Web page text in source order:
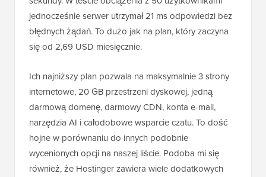
jednocześnie serwer utrzymał 21 ms odpowiedzi bez
błędnych żądań. To dużo jak na plan, który zaczyna
się od 2,69 USD miesięcznie.
Ich najniższy plan pozwala na maksymalnie 3 strony
internetowe, 20 GB przestrzeni dyskowej, jedną
darmową domenę, darmowy CDN, konta e-mail,
narzędzia AI i całodobowe wsparcie czatu. To dość
hojne w porównaniu do innych podobnie
wycenionych opcji na naszej liście. Podoba mi się
również, że Hostinger zawiera wiele dodatkowych